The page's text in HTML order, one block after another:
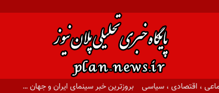
، اقتصادی ، سیاسی
بروزترین خبر سینمای ایران و جهان …